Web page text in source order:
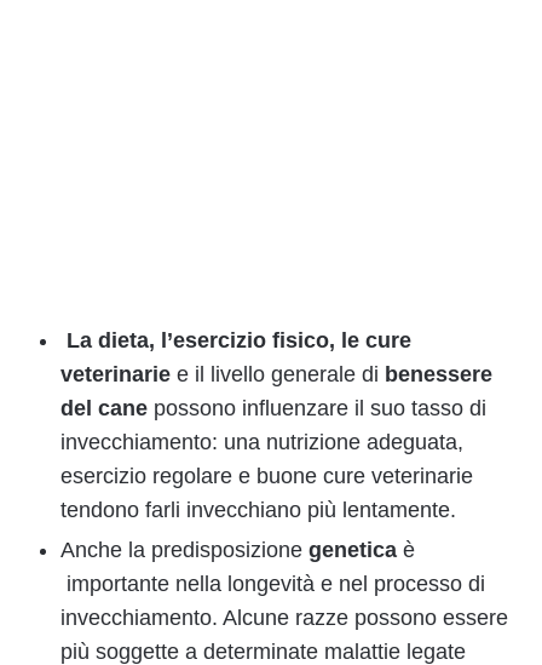
La dieta, l’esercizio fisico, le cure
veterinarie e il livello generale di benessere
del cane possono influenzare il suo tasso di
invecchiamento: una nutrizione adeguata,
esercizio regolare e buone cure veterinarie
tendono farli invecchiano più lentamente.
Anche la predisposizione genetica è
importante nella longevità e nel processo di
invecchiamento. Alcune razze possono essere
più soggette a determinate malattie legate